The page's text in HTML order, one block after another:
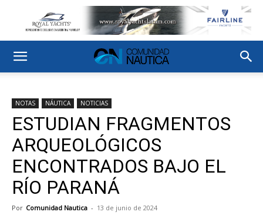
NOTAS NÁUTICA NOTICIAS
ESTUDIAN FRAGMENTOS
ARQUEOLÓGICOS
ENCONTRADOS BAJO EL
RÍO PARANÁ
Por Comunidad Nautica - 13 de junio de 2024